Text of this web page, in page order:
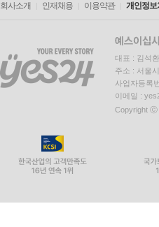
회사소개 인재채용 이용약관 개인정보
대표 : 김석
주소 : 서울
사업자등록
이메일 :
Copyright ⓒ